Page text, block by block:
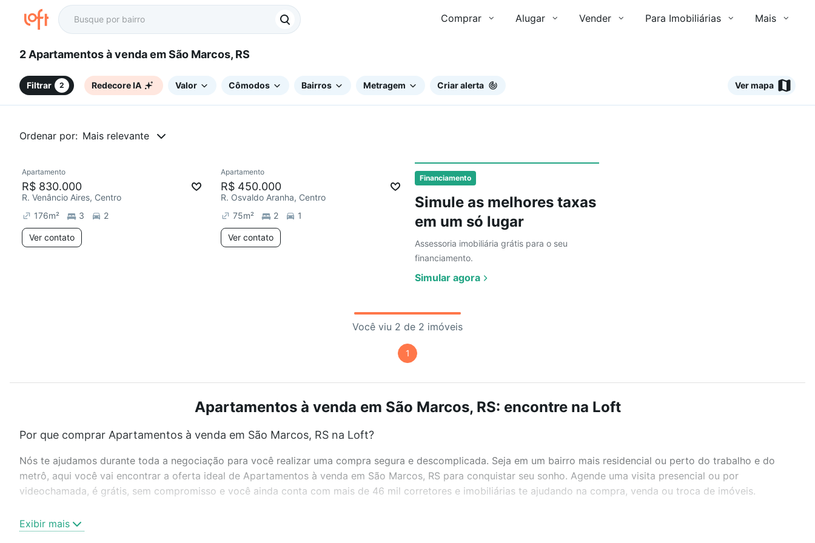
Comprar Alugar Vender Para Imobiliárias Mais
2 Apartamentos à venda em São Marcos, RS
Filtrar 2 Redecore IA Valor Cômodos Bairros Metragem Criar alerta Ver mapa
Ordenar por: Mais relevante
Financiamento
Simule as melhores taxas
em um só lugar
Assessoria imobiliária grátis para o seu
financiamento.
Simular agora
Redecorar
Apartamento
R$ 830.000
R. Venâncio Aires, Centro
176m² 3 2
Ver contato
Redecorar
Apartamento
R$ 450.000
R. Osvaldo Aranha, Centro
75m² 2 1
Ver contato
Você viu 2 de 2 imóveis
1
Apartamentos à venda em São Marcos, RS: encontre na Loft
Por que comprar Apartamentos à venda em São Marcos, RS na Loft?
Nós te ajudamos durante toda a negociação para você realizar uma compra segura e descomplicada. Seja em um bairro mais residencial ou perto do trabalho e do
metrô, aqui você vai encontrar a oferta ideal de Apartamentos à venda em São Marcos, RS para conquistar seu sonho. Agende uma visita presencial ou por
videochamada, é grátis, sem compromisso e você ainda conta com mais de 46 mil corretores e imobiliárias te ajudando na compra, venda ou troca de imóveis.
Exibir mais